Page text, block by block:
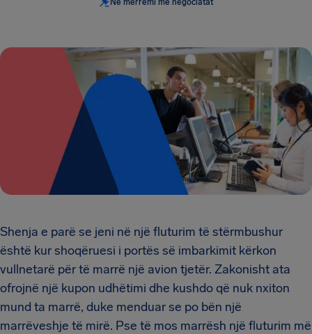
Ne merremi me negociatat
Shenja e parë se jeni në një fluturim të stërmbushur
është kur shoqëruesi i portës së imbarkimit kërkon
vullnetarë për të marrë një avion tjetër. Zakonisht ata
ofrojnë një kupon udhëtimi dhe kushdo që nuk nxiton
mund ta marrë, duke menduar se po bën një
marrëveshje të mirë. Pse të mos marrësh një fluturim më